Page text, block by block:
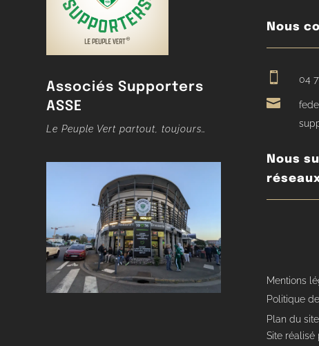
Associés Supporters
ASSE
Le Peuple Vert partout, toujours…
Nous
 04

Nous
Mentions
Politique
Plan du site
Site réalisé